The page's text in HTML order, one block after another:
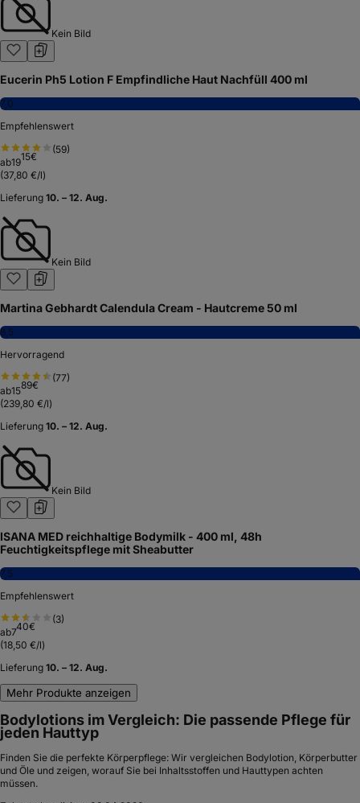
Kein Bild
Eucerin Ph5 Lotion F Empfindliche Haut Nachfüll 400 ml
7,0
Empfehlenswert
(59)
ab1915€
(37,80 €/l)
Lieferung 10. – 12. Aug.
Kein Bild
Martina Gebhardt Calendula Cream - Hautcreme 50 ml
8,5
Hervorragend
(77)
ab1589€
(239,80 €/l)
Lieferung 10. – 12. Aug.
Kein Bild
ISANA MED reichhaltige Bodymilk - 400 ml, 48h
Feuchtigkeitspflege mit Sheabutter
7,5
Empfehlenswert
(3)
ab740€
(18,50 €/l)
Lieferung 10. – 12. Aug.
Mehr Produkte anzeigen
Bodylotions im Vergleich: Die passende Pflege für
jeden Hauttyp
Finden Sie die perfekte Körperpflege: Wir vergleichen Bodylotion, Körperbutter
und Öle und zeigen, worauf Sie bei Inhaltsstoffen und Hauttypen achten
müssen.